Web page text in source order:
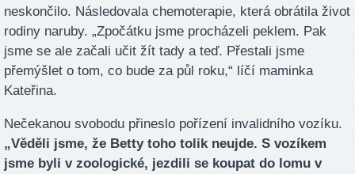
neskončilo. Následovala chemoterapie, která obrátila život
rodiny naruby. „Zpočátku jsme procházeli peklem. Pak
jsme se ale začali učit žít tady a teď. Přestali jsme
přemýšlet o tom, co bude za půl roku,“ líčí maminka
Kateřina.
Nečekanou svobodu přineslo pořízení invalidního vozíku.
„Věděli jsme, že Betty toho tolik neujde. S vozíkem
jsme byli v zoologické, jezdili se koupat do lomu v